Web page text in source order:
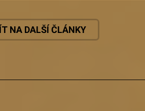
NA DALŠÍ ČLÁNKY